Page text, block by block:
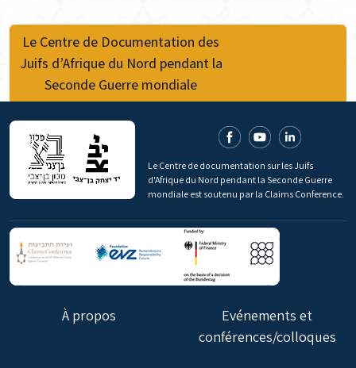
Le Centre de Documentation des
Juifs d’Afrique du Nord pendant la
Seconde Guerre mondiale
Le Centre de documentation sur les Juifs
d'Afrique du Nord pendant la Seconde Guerre
mondiale est soutenu par la Claims Conference.
À propos
Evénements et
conférences/colloques